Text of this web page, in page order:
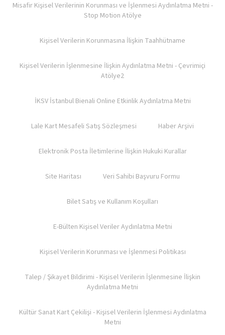
Misafir Kişisel Verilerinin Korunması ve İşlenmesi Aydınlatma Metni -
Stop Motion Atölye
Kişisel Verilerin Korunmasına İlişkin Taahhütname
Kişisel Verilerin İşlenmesine İlişkin Aydınlatma Metni - Çevrimiçi
Atölye2
İKSV İstanbul Bienali Online Etkinlik Aydınlatma Metni
Lale Kart Mesafeli Satış Sözleşmesi Haber Arşivi
Elektronik Posta İletimlerine İlişkin Hukuki Kurallar
Site Haritası Veri Sahibi Başvuru Formu
Bilet Satış ve Kullanım Koşulları​
E-Bülten Kişisel Veriler Aydınlatma Metni
Kişisel Verilerin Korunması ve İşlenmesi Politikası
Talep / Şikayet Bildirimi - Kişisel Verilerin İşlenmesine İlişkin
Aydınlatma Metni
Kültür Sanat Kart Çekilişi - Kişisel Verilerin İşlenmesi Aydınlatma
Metni